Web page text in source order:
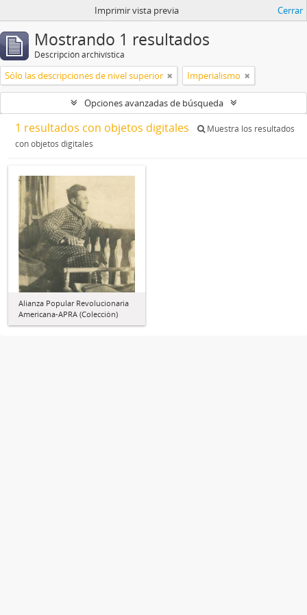
Imprimir vista previa Cerrar
Mostrando 1 resultados
Descripción archivística
Sólo las descripciones de nivel superior Imperialismo
Opciones avanzadas de búsqueda
1 resultados con objetos digitales
Muestra los resultados
con objetos digitales
Alianza Popular Revolucionaria
Americana-APRA (Colección)